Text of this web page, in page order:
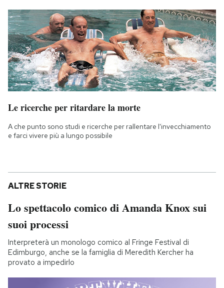
Le ricerche per ritardare la morte
A che punto sono studi e ricerche per rallentare l'invecchiamento
e farci vivere più a lungo possibile
ALTRE STORIE
Lo spettacolo comico di Amanda Knox sui
suoi processi
Interpreterà un monologo comico al Fringe Festival di
Edimburgo, anche se la famiglia di Meredith Kercher ha
provato a impedirlo